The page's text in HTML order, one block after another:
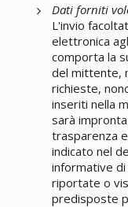
Dati forniti
L'invio
elettronica
comporta la
del mittente,
richieste,
inseriti nella
sarà
trasparenza
indicato nel
informative
riportate o
predisposte